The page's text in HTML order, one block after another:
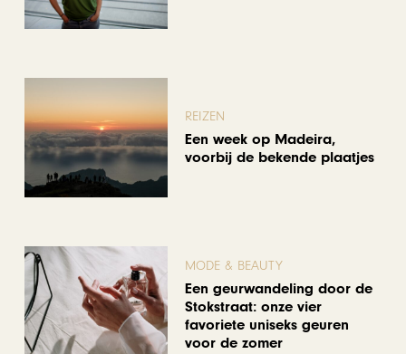
REIZEN
Een week op Madeira,
voorbij de bekende plaatjes
MODE & BEAUTY
Een geurwandeling door de
Stokstraat: onze vier
favoriete uniseks geuren
voor de zomer